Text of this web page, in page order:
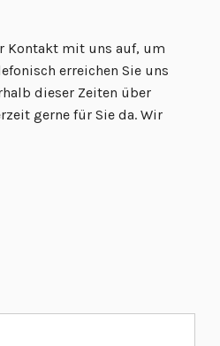
Kontakt mit uns auf, um
erreichen Sie uns
dieser Zeiten über
gerne für Sie da. Wir